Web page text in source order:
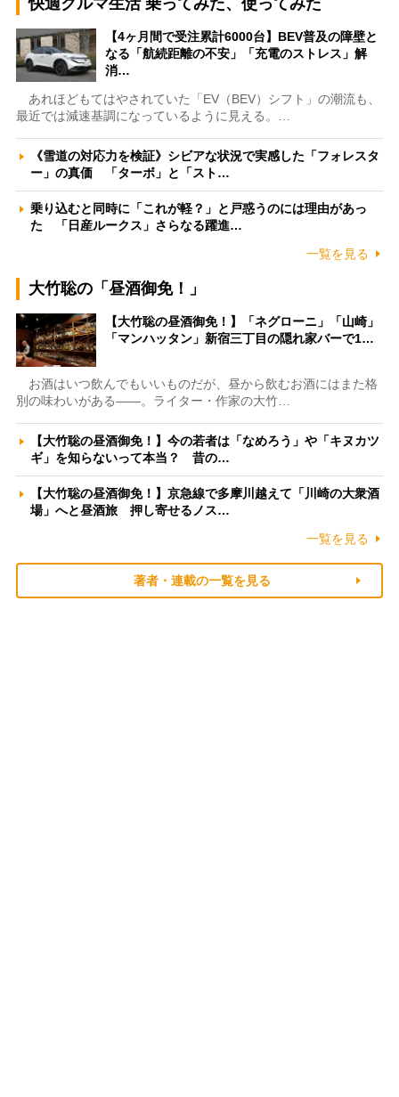
快適クルマ生活 乗ってみた、使ってみた
【4ヶ月間で受注累計6000台】BEV普及の障壁と
なる「航続距離の不安」「充電のストレス」解
消…
あれほどもてはやされていた「EV（BEV）シフト」の潮流も、
最近では減速基調になっているように見える。…
《雪道の対応力を検証》シビアな状況で実感した「フォレスタ
ー」の真価 「ターボ」と「スト…
乗り込むと同時に「これが軽？」と戸惑うのには理由があっ
た 「日産ルークス」さらなる躍進…
一覧を見る
大竹聡の「昼酒御免！」
【大竹聡の昼酒御免！】「ネグローニ」「山崎」
「マンハッタン」新宿三丁目の隠れ家バーで1…
お酒はいつ飲んでもいいものだが、昼から飲むお酒にはまた格
別の味わいがある――。ライター・作家の大竹…
【大竹聡の昼酒御免！】今の若者は「なめろう」や「キヌカツ
ギ」を知らないって本当？ 昔の…
【大竹聡の昼酒御免！】京急線で多摩川越えて「川崎の大衆酒
場」へと昼酒旅 押し寄せるノス…
一覧を見る
著者・連載の一覧を見る